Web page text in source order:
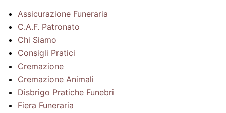
Assicurazione Funeraria
C.A.F. Patronato
Chi Siamo
Consigli Pratici
Cremazione
Cremazione Animali
Disbrigo Pratiche Funebri
Fiera Funeraria